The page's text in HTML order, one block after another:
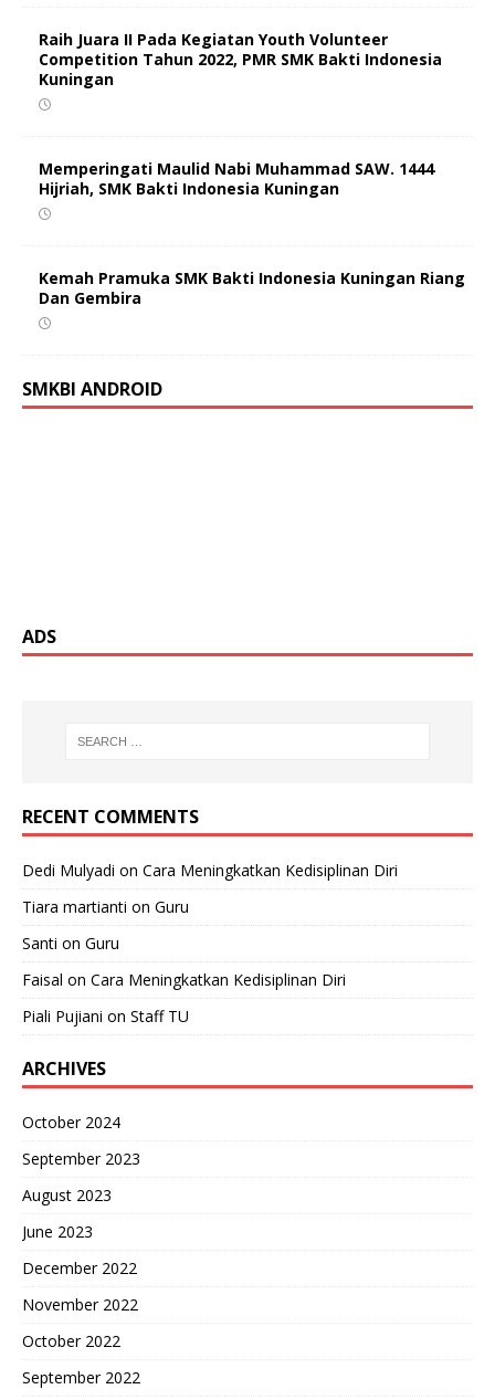
Raih Juara II Pada Kegiatan Youth Volunteer
Competition Tahun 2022, PMR SMK Bakti Indonesia
Kuningan
Memperingati Maulid Nabi Muhammad SAW. 1444
Hijriah, SMK Bakti Indonesia Kuningan
Kemah Pramuka SMK Bakti Indonesia Kuningan Riang
Dan Gembira
SMKBI ANDROID
ADS
RECENT COMMENTS
Dedi Mulyadi on Cara Meningkatkan Kedisiplinan Diri
Tiara martianti on Guru
Santi on Guru
Faisal on Cara Meningkatkan Kedisiplinan Diri
Piali Pujiani on Staff TU
ARCHIVES
October 2024
September 2023
August 2023
June 2023
December 2022
November 2022
October 2022
September 2022